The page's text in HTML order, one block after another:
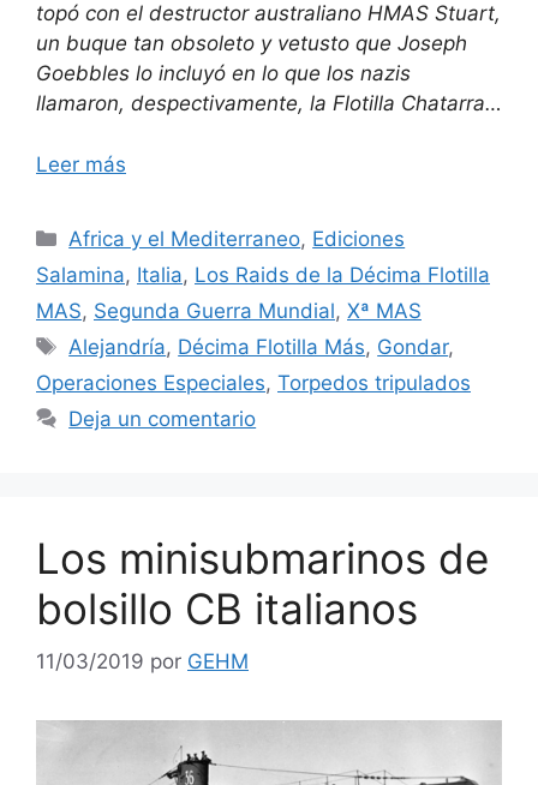
topó con el destructor australiano HMAS Stuart,
un buque tan obsoleto y vetusto que Joseph
Goebbles lo incluyó en lo que los nazis
llamaron, despectivamente, la Flotilla Chatarra…
Leer más
Categorías
Africa y el Mediterraneo, Ediciones
Salamina, Italia, Los Raids de la Décima Flotilla
MAS, Segunda Guerra Mundial, Xª MAS
Etiquetas
Alejandría, Décima Flotilla Más, Gondar,
Operaciones Especiales, Torpedos tripulados
Deja un comentario
Los minisubmarinos de
bolsillo CB italianos
11/03/2019 por GEHM